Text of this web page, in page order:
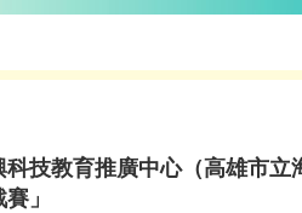
科技教育推廣中心（高雄市
」